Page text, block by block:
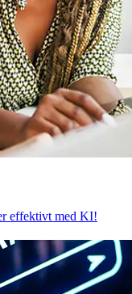
effektivt med KI!